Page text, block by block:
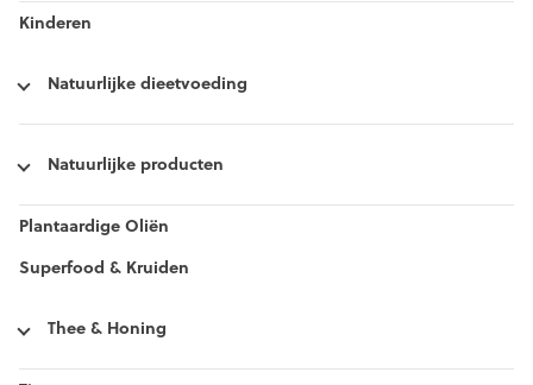
Kinderen
Natuurlijke dieetvoeding
Natuurlijke producten
Plantaardige Oliën
Superfood & Kruiden
Thee & Honing